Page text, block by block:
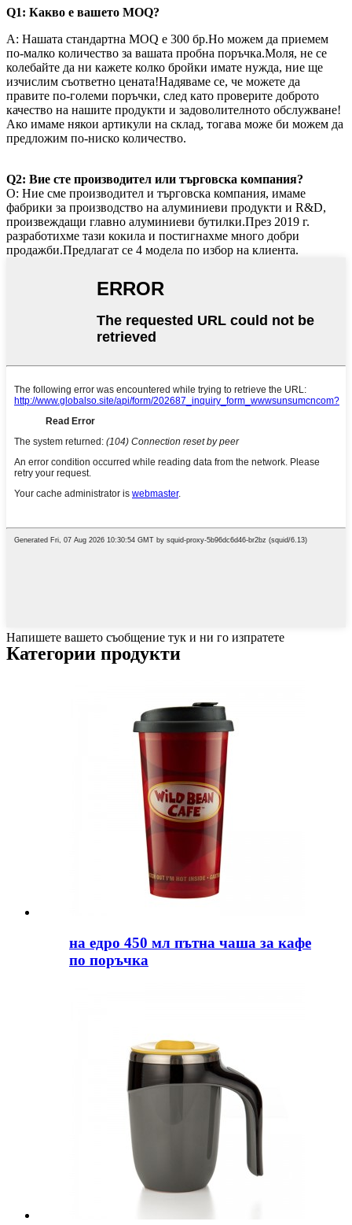
Q1: Какво е вашето MOQ?
A: Нашата стандартна MOQ е 300 бр.Но можем да приемем
по-малко количество за вашата пробна поръчка.Моля, не се
колебайте да ни кажете колко бройки имате нужда, ние ще
изчислим съответно цената!Надяваме се, че можете да
правите по-големи поръчки, след като проверите доброто
качество на нашите продукти и задоволителното обслужване!
Ако имаме някои артикули на склад, тогава може би можем да
предложим по-ниско количество.
Q2: Вие сте производител или търговска компания?
О: Ние сме производител и търговска компания, имаме
фабрики за производство на алуминиеви продукти и R&D,
произвеждащи главно алуминиеви бутилки.През 2019 г.
разработихме тази кокила и постигнахме много добри
продажби.Предлагат се 4 модела по избор на клиента.
Напишете вашето съобщение тук и ни го изпратете
Категории продукти
на едро 450 мл пътна чаша за кафе
по поръчка